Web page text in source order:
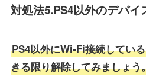
対処法5.PS4以外のデバ
PS4以外にWi-Fi接続してい
きる限り解除してみましょう